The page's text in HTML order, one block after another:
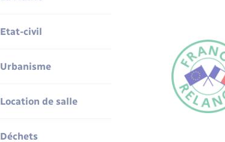
Etat-civil
Urbanisme
Location de salle
Déchets